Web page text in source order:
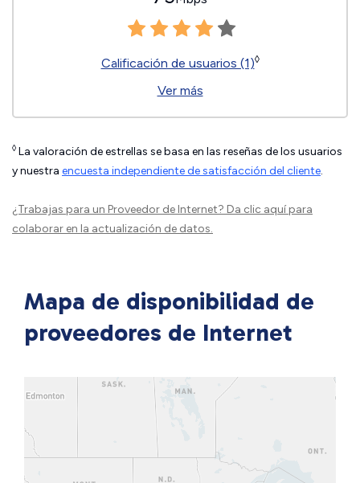
Calificación de usuarios (1)◊
Ver más
◊ La valoración de estrellas se basa en las reseñas de los usuarios
y nuestra encuesta independiente de satisfacción del cliente.
¿Trabajas para un Proveedor de Internet? Da clic aquípara
colaborar en la actualización de datos.
Mapa de disponibilidad de
proveedores de Internet